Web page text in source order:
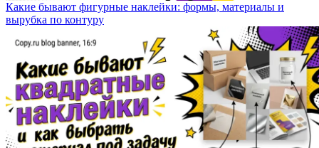
Какие бывают фигурные наклейки: формы, материалы и
вырубка по контуру